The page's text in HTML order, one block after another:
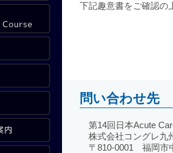
下記趣意書をご確認の
問い合わせ先
第14回日本Acute
株式会社コングレ九
〒810-0001 福岡市